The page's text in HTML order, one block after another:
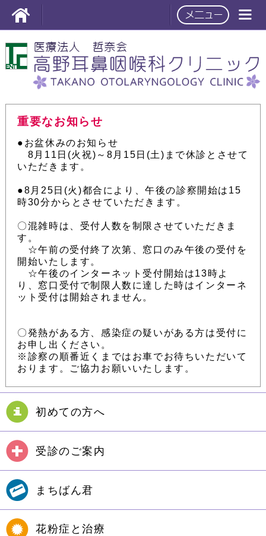
重要なお知らせ
●お盆休みのお知らせ
8月11日(火祝)～8月15日(土)まで休診とさせて
いただきます。
●8月25日(火)都合により、午後の診察開始は15
時30分からとさせていただきます。
〇混雑時は、受付人数を制限させていただきま
す。
☆午前の受付終了次第、窓口のみ午後の受付を
開始いたします。
☆午後のインターネット受付開始は13時よ
り、窓口受付で制限人数に達した時はインターネ
ット受付は開始されません。
〇発熱がある方、感染症の疑いがある方は受付に
お申し出ください。
※診察の順番近くまではお車でお待ちいただいて
おります。ご協力お願いいたします。
初めての方へ
受診のご案内
まちばん君
花粉症と治療